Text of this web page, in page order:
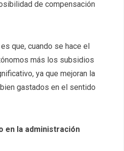
de compensación
que, cuando se hace el
más los subsidios
ya que mejoran la
gastados en el sentido
en la administración